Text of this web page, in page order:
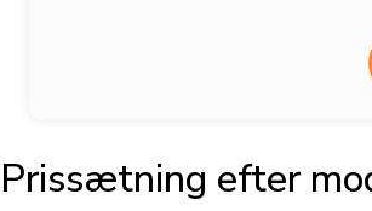
Prissætning efter